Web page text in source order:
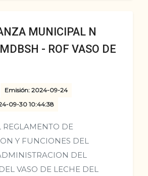
MUNICIPAL N
- ROF VASO DE
Emisión: 2024-09-24
09-30 10:44:38
REGLAMENTO DE
Y FUNCIONES DEL
DEL
VASO DE LECHE DEL